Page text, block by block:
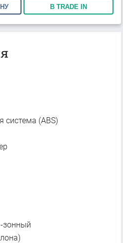
В TRADE IN
система (ABS)
зонный